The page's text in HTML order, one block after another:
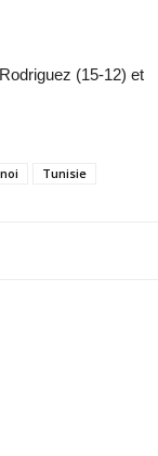
(15-12) et
Tunisie